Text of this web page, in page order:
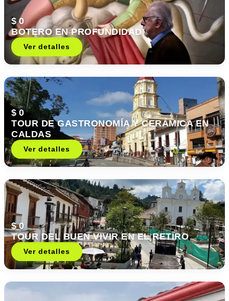
$ 0
BOTERO EN PROFUNDIDAD
Ver detalles
$ 0
TOUR DE GASTRONOMÍA Y CERÁMICA EN
CALDAS
Ver detalles
$ 0
TOUR DEL BUEN VIVIR EN EL RETIRO
Ver detalles